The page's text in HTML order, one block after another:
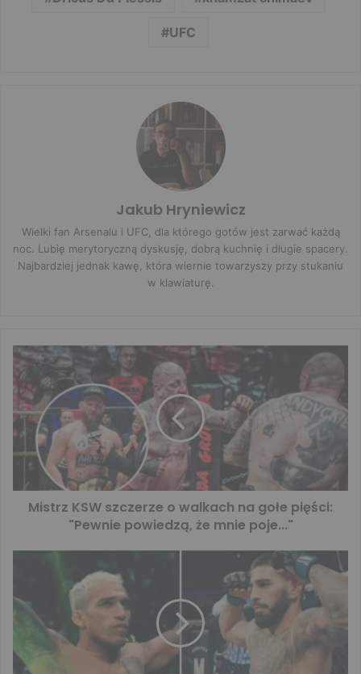
UFC
Jakub Hryniewicz
Wielki fan Arsenalu i UFC, dla którego gotów jest zarwać każdą
noc. Lubię merytoryczną dyskusję, dobrą kuchnię i długie spacery.
Najbardziej jednak kawę, która wiernie towarzyszy przy stukaniu
w klawiaturę.
Mistrz KSW szczerze o walkach na gołe pięści:
"Pewnie powiedzą, że mnie poje..."